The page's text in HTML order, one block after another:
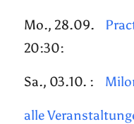
Mo., 28.09.
20:30:
Sa., 03.10. :
alle